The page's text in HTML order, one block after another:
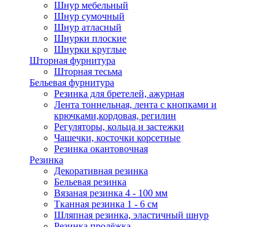
Шнур мебельный
Шнур сумочный
Шнур атласный
Шнурки плоские
Шнурки круглые
Шторная фурнитура
Шторная тесьма
Бельевая фурнитура
Резинка для бретелей, ажурная
Лента тоннельная, лента с кнопками и
крючками,кордовая, регилин
Регуляторы, кольца и застежки
Чашечки, косточки корсетные
Резинка окантовочная
Резинка
Декоративная резинка
Бельевая резинка
Вязаная резинка 4 - 100 мм
Тканная резинка 1 - 6 см
Шляпная резинка, эластичный шнур